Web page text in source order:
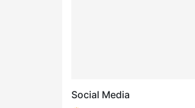
Social Media